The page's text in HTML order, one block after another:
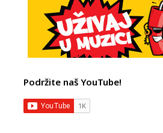
Podržite naš YouTube!